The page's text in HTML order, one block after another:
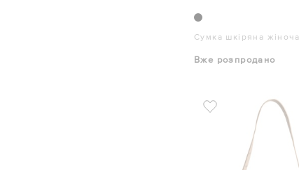
Сумка шкіряна жіноча
Вже розпродано